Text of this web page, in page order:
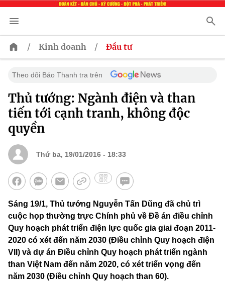
/ Kinh doanh / Đầu tư
Theo dõi Báo Thanh tra trên
Thủ tướng: Ngành điện và than
tiến tới cạnh tranh, không độc
quyền
Thứ ba, 19/01/2016 - 18:33
Sáng 19/1, Thủ tướng Nguyễn Tấn Dũng đã chủ trì
cuộc họp thường trực Chính phủ về Đề án điều chỉnh
Quy hoạch phát triển điện lực quốc gia giai đoạn 2011-
2020 có xét đến năm 2030 (Điều chỉnh Quy hoạch điện
VII) và dự án Điều chỉnh Quy hoạch phát triển ngành
than Việt Nam đến năm 2020, có xét triển vọng đến
năm 2030 (Điều chỉnh Quy hoạch than 60).